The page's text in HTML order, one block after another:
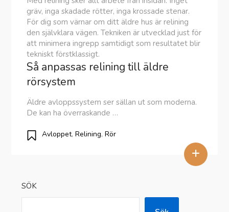
gräv, inga skadade rötter, inga krossade stenar.
För dig som värnar om ditt äldre hus är relining
den självklara vägen. Tekniken är utvecklad just för
att minimera ingrepp samtidigt som resultatet blir
tekniskt förstklassigt.
Så anpassas relining till äldre
rörsystem
Äldre avloppssystem ser sällan ut som moderna.
De kan ha överraskande …
+
Avloppet,Relining,Rör
SÖK